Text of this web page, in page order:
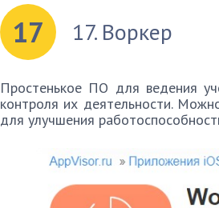
17 17. Воркер
Простенькое ПО для ведения
контроля их деятельности.
для улучшения